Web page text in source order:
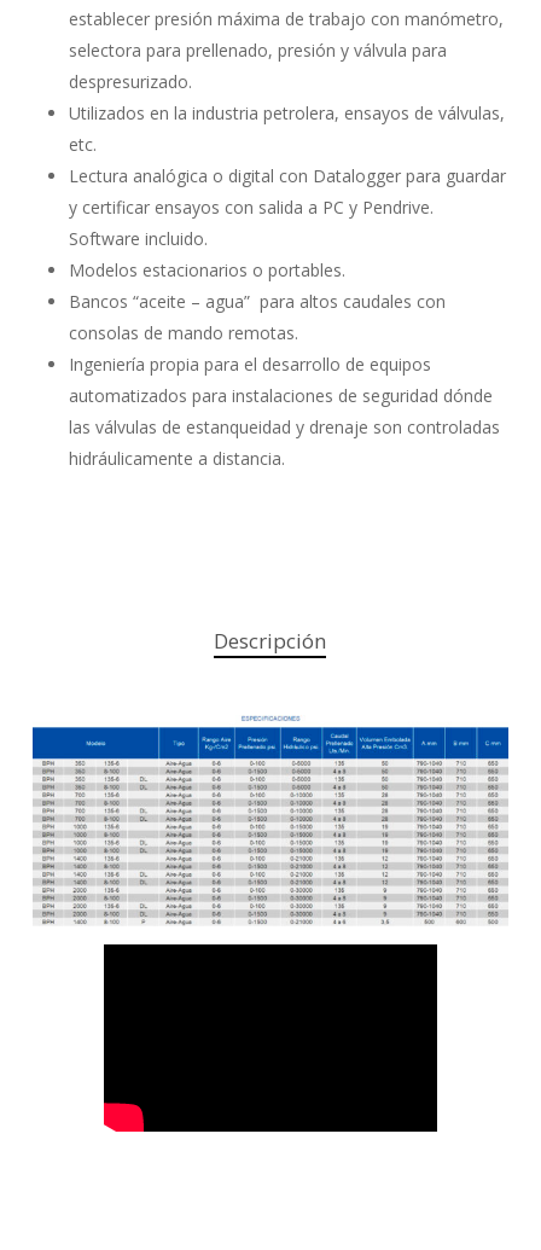
establecer presión máxima de trabajo con manómetro,
selectora para prellenado, presión y válvula para
despresurizado.
Utilizados en la industria petrolera, ensayos de válvulas,
etc.
Lectura analógica o digital con Datalogger para guardar
y certificar ensayos con salida a PC y Pendrive.
Software incluido.
Modelos estacionarios o portables.
Bancos “aceite – agua” para altos caudales con
consolas de mando remotas.
Ingeniería propia para el desarrollo de equipos
automatizados para instalaciones de seguridad dónde
las válvulas de estanqueidad y drenaje son controladas
hidráulicamente a distancia.
Descripción